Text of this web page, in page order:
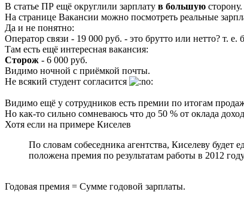
В статье ПР ещё округлили зарплату в большую сторону.
На странице Вакансии можно посмотреть реальные
Да и не понятно:
Оператор связи - 19 000 руб. - это брутто или нетто? т. е.
Там есть ещё интересная вакансия:
Сторож - 6 000 руб.
Видимо ночной с приёмкой почты.
Не всякий студент согласится
Видимо ещё у сотрудников есть премии по итогам
Но как-то сильно сомневаюсь что до 50 % от оклада
Хотя если на примере Киселев
По словам собеседника агентства, Киселеву
положена премия по результатам работы в 2012
Годовая премия = Сумме годовой зарплаты.